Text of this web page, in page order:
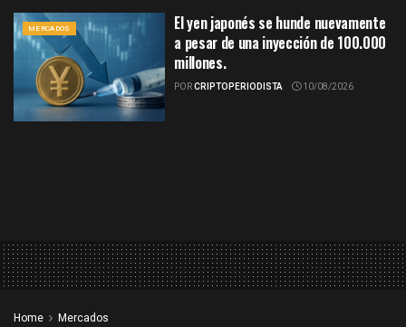
MERCADOS
El yen japonés se hunde nuevamente
a pesar de una inyección de 100.000
millones.
PORCRIPTOPERIODISTA 10/08/2026
Home Mercados